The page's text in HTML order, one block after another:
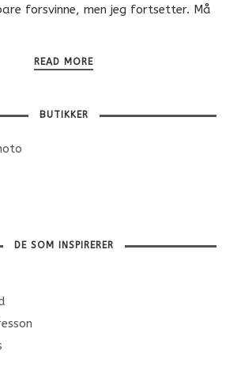
forsvinne, men jeg fortsetter. Må
READ MORE
BUTIKKER
DE SOM INSPIRERER